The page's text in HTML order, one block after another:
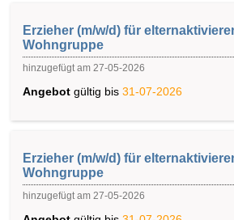
Erzieher (m/w/d) für
Wohngruppe
hinzugefügt am 27-05-2026
Angebot gültig bis 31-07-2026
Erzieher (m/w/d) für
Wohngruppe
hinzugefügt am 27-05-2026